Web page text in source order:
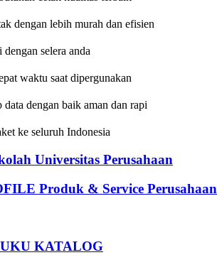
dengan lebih murah dan efisien
selera anda
waktu saat dipergunakan
dengan baik aman dan rapi
ke seluruh Indonesia
Universitas Perusahaan
Produk & Service Perusahaan
KATALOG